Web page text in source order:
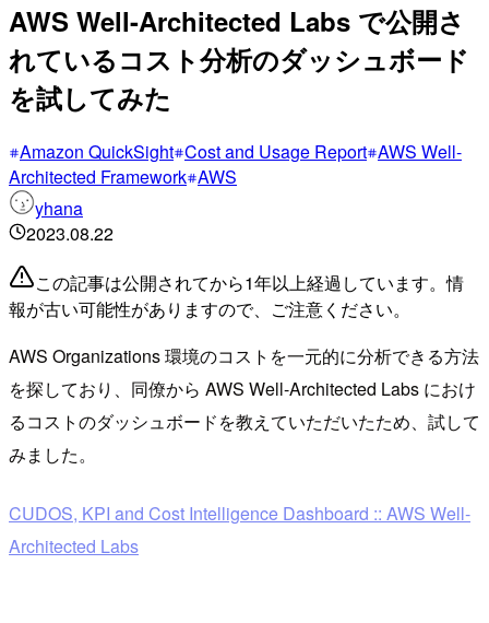
AWS Well-Architected Labs で公開さ
れているコスト分析のダッシュボード
を試してみた
Amazon QuickSight Cost and Usage Report AWS Well-
Architected Framework AWS
yhana
2023.08.22
この記事は公開されてから1年以上経過しています。情
報が古い可能性がありますので、ご注意ください。
AWS Organizations 環境のコストを一元的に分析できる方法
を探しており、同僚から AWS Well-Architected Labs におけ
るコストのダッシュボードを教えていただいたため、試して
みました。
CUDOS, KPI and Cost Intelligence Dashboard :: AWS Well-
Architected Labs